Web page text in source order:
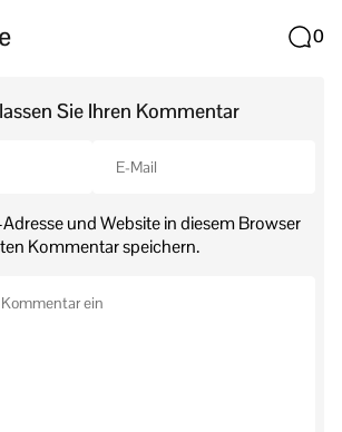
0
Sie Ihren Kommentar
und Website in diesem Browser
Kommentar speichern.